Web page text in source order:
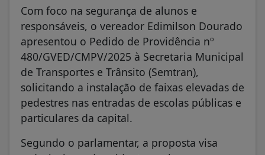
Com foco na segurança de alunos e
responsáveis, o vereador Edimilson Dourado
apresentou o Pedido de Providência nº
480/GVED/CMPV/2025 à Secretaria Municipal
de Transportes e Trânsito (Semtran),
solicitando a instalação de faixas elevadas de
pedestres nas entradas de escolas públicas e
particulares da capital.
Segundo o parlamentar, a proposta visa